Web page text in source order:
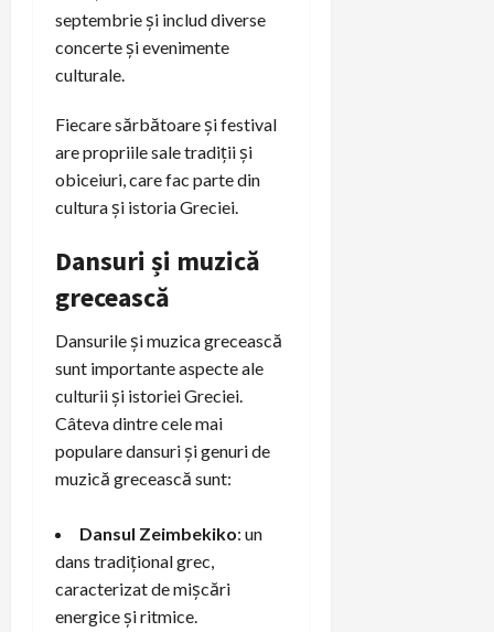
septembrie și includ diverse
concerte și evenimente
culturale.
Fiecare sărbătoare și festival
are propriile sale tradiții și
obiceiuri, care fac parte din
cultura și istoria Greciei.
Dansuri și muzică
grecească
Dansurile și muzica grecească
sunt importante aspecte ale
culturii și istoriei Greciei.
Câteva dintre cele mai
populare dansuri și genuri de
muzică grecească sunt:
Dansul Zeimbekiko: un
dans tradițional grec,
caracterizat de mișcări
energice și ritmice.